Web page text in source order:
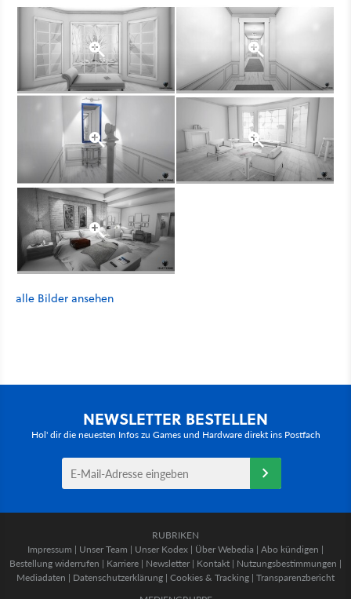
alle Bilder ansehen
NEWSLETTER BESTELLEN
Hol' dir die neuesten Infos zu Games und Hardware direkt ins Postfach
RUBRIKEN
Impressum | Unser Team | Unser Kodex | Über Webedia | Abo kündigen |
Bestellung widerrufen | Karriere | Newsletter | Kontakt | Nutzungsbestimmungen |
Mediadaten | Datenschutzerklärung | Cookies & Tracking | Transparenzbericht